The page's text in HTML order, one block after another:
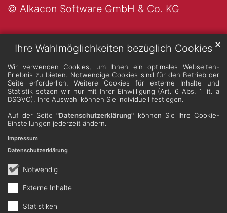
Ihre Wahlmöglichkeiten bezüglich Cookies
Wir verwenden Cookies, um Ihnen ein optimales Webseiten-
Erlebnis zu bieten. Notwendige Cookies sind für den Betrieb der
Seite erforderlich. Weitere Cookies für externe Inhalte und
Statistik setzen wir nur mit Ihrer Einwilligung (Art. 6 Abs. 1 lit. a
DSGVO). Ihre Auswahl können Sie individuell festlegen.
Auf der Seite"Datenschutzerklärung" können Sie Ihre Cookie-
Einstellungen jederzeit ändern.
Notwendig
Externe Inhalte
Statistiken
✕
Impressum
Datenschutzerklärung
© Alkacon Software GmbH & Co. KG